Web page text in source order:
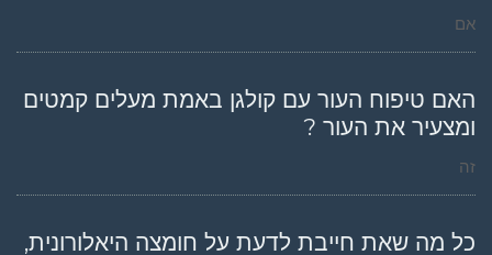
אם
האם טיפוח העור עם קולגן באמת מעלים קמטים
ומצעיר את העור ?
זה
כל מה שאת חייבת לדעת על חומצה היאלורונית,